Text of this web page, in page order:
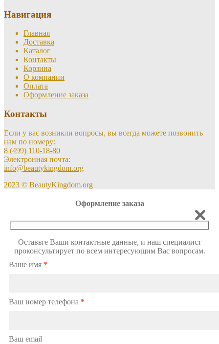
Навигация
Главная
Доставка
Каталог
Контакты
Корзина
О компании
Оплата
Оформление заказа
Контакты
Если у вас возникли вопросы, вы всегда можете позвонить
нам по номеру:
8 (499) 110-18-80
Электронная почта:
info@beautykingdom.org
2023 © BeautyKingdom.org
Оформление заказа
Оставьте Ваши контактные данные, и наш специалист
проконсультирует по всем интересующим Вас вопросам.
Ваше имя *
Ваш номер телефона *
Ваш email